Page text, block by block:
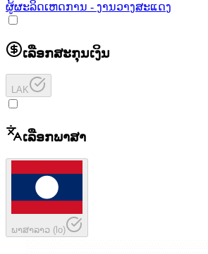
ຜູ້ຜະລິດເຫດການ - ງານວາງສະແດງ
ເລືອກສະກຸນເງິນ
LAK
ເລືອກພາສາ
ພາສາລາວ (lo)